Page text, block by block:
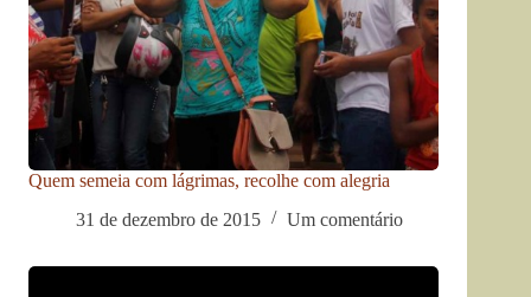
Quem semeia com lágrimas, recolhe com alegria
31 de dezembro de 2015
Um comentário